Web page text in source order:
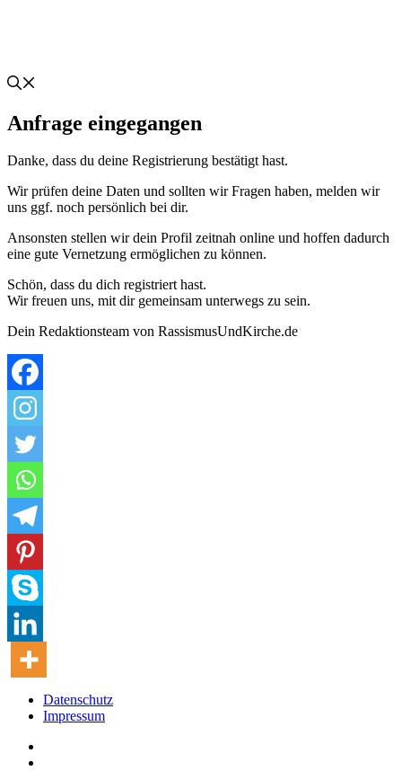
Anfrage eingegangen
Danke, dass du deine Registrierung bestätigt hast.
Wir prüfen deine Daten und sollten wir Fragen haben, melden wir
uns ggf. noch persönlich bei dir.
Ansonsten stellen wir dein Profil zeitnah online und hoffen dadurch
eine gute Vernetzung ermöglichen zu können.
Schön, dass du dich registriert hast.
Wir freuen uns, mit dir gemeinsam unterwegs zu sein.
Dein Redaktionsteam von RassismusUndKirche.de
Datenschutz
Impressum